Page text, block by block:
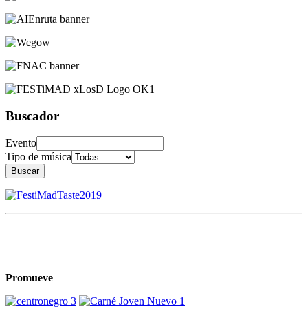
Buscador
Evento
Tipo de música
Buscar
Promueve